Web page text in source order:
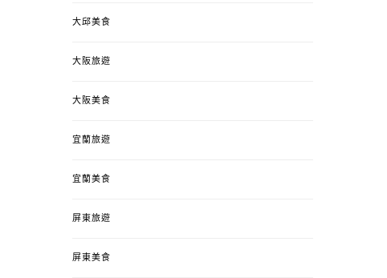
大邱美食
大阪旅遊
大阪美食
宜蘭旅遊
宜蘭美食
屏東旅遊
屏東美食